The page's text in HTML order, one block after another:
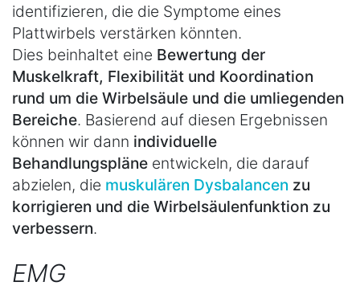
identifizieren, die die Symptome eines
Plattwirbels verstärken könnten.
Dies beinhaltet eine Bewertung der
Muskelkraft, Flexibilität und Koordination
rund um die Wirbelsäule und die umliegenden
Bereiche. Basierend auf diesen Ergebnissen
können wir dann individuelle
Behandlungspläne entwickeln, die darauf
abzielen, die muskulären Dysbalancen zu
korrigieren und die Wirbelsäulenfunktion zu
verbessern.
EMG